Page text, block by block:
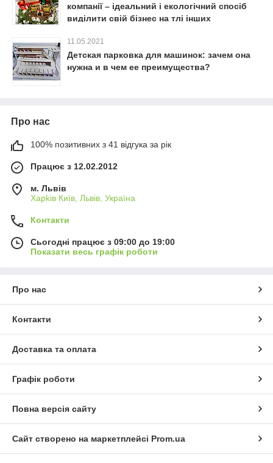
компанії – ідеальний і екологічний спосіб
виділити свій бізнес на тлі інших
11.05.2021
Детская парковка для машинок: зачем она
нужна и в чем ее преимущества?
Про нас
100% позитивних з 41 відгука за рік
Працює з 12.02.2012
м. Львів
Харkiв Київ, Львів, Україна
Контакти
Сьогодні працює з 09:00 до 19:00
Показати весь графік роботи
Про нас
Контакти
Доставка та оплата
Графік роботи
Повна версія сайту
Сайт створено на маркетплейсі Prom.ua